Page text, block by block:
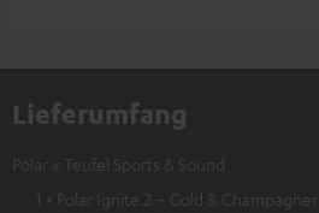
Lieferumfang
Polar x Teufel Sports & Sound
1 × Polar Ignite 2 – Gold & Champagner